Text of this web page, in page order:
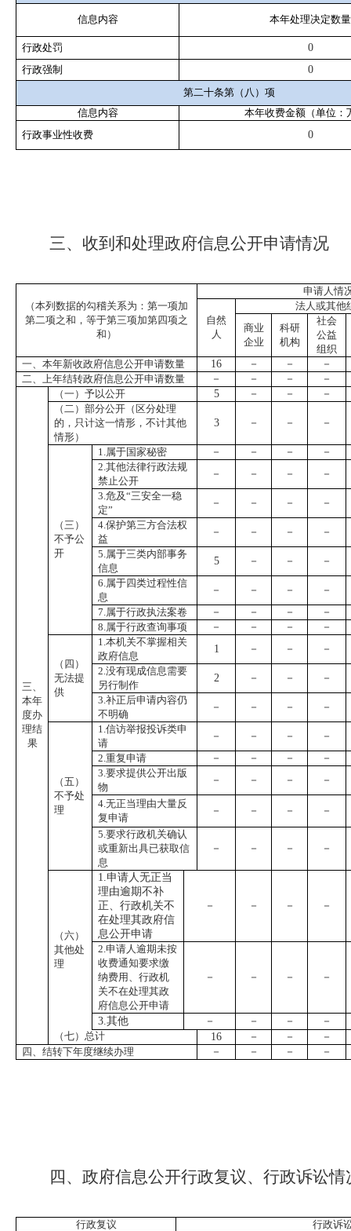
信息内容 本年处理决定数量
行政处罚
0
行政强制
0
第二十条第（八）项
信息内容
本年收费金额（单位：
行政事业性收费
0
三、收到和处理政府信息公开申请情况
（本列数据的勾稽关系为：第一项加
第二项之和，等于第三项加第四项之
和）
申请人情
自然
人
法人或其他
商业
企业
科研
机构
社会
公益
组织
一、本年新收政府信息公开申请数量
16 － －
－
二、上年结转政府信息公开申请数量
－ － － －
三、
本年
度办
理结
果
（一）予以公开 5 － －
－
（二）部分公开（区分处理
的，只计这一情形，不计其他
情形）
3 － － －
（三）
不予公
开
1.属于国家秘密 － － －
－
2.其他法律行政法规
禁止公开
－ － －
－
3.危及“三安全一稳
定”
－ － －
－
4.保护第三方合法权
益
－ － －
－
5.属于三类内部事务
信息
5 － －
－
6.属于四类过程性信
息
－ － －
－
7.属于行政执法案卷 － － －
－
8.属于行政查询事项 － － － －
（四）
无法提
供
1.本机关不掌握相关
政府信息
1 － －
－
2.没有现成信息需要
另行制作
2 － －
－
3.补正后申请内容仍
不明确
－ － － －
（五）
不予处
理
1.信访举报投诉类申
请
－ － －
－
2.重复申请 － － －
－
3.要求提供公开出版
物
－ － －
－
4.无正当理由大量反
复申请
－ － －
－
5.要求行政机关确认
或重新出具已获取信
息
－ － － －
（六）
其他处
理
1.申请人无正当
理由逾期不补
正、行政机关不
在处理其政府信
息公开申请
－ － － －
2.申请人逾期未按
收费通知要求缴
纳费用、行政机
关不在处理其政
府信息公开申请
－ － － －
3.其他 － － －
－
（七）总计
16 － －
－
四、结转下年度继续办理
－ － － －
四、政府信息公开行政复议、行政诉讼情
行政复议
行政诉